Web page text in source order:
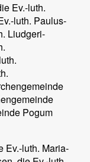
Ev.-luth.
luth. Paulus-
Liudgeri-
Pogum
Ev.-luth. Maria-